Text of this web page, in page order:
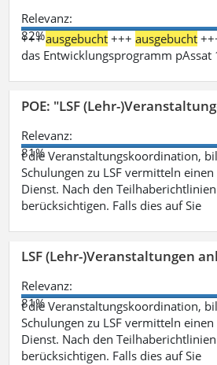
Relevanz:
82%
+++ausgebucht +++ausgebucht
das Entwicklungsprogramm
POE: "LSF (Lehr-
Relevanz:
81%
t die Veranstaltungskoordination,
Schulungen zu LSF vermitteln
Dienst. Nach den
berücksichtigen. Falls dies auf Sie
LSF (Lehr-)Veranstaltungen
Relevanz:
81%
t die Veranstaltungskoordination,
Schulungen zu LSF vermitteln
Dienst. Nach den
berücksichtigen. Falls dies auf Sie